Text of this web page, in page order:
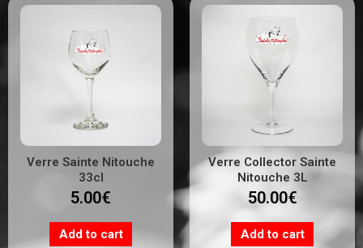
Verre Sainte Nitouche
33cl
5.00€
Add to cart
Verre Collector Sainte
Nitouche 3L
50.00€
Add to cart